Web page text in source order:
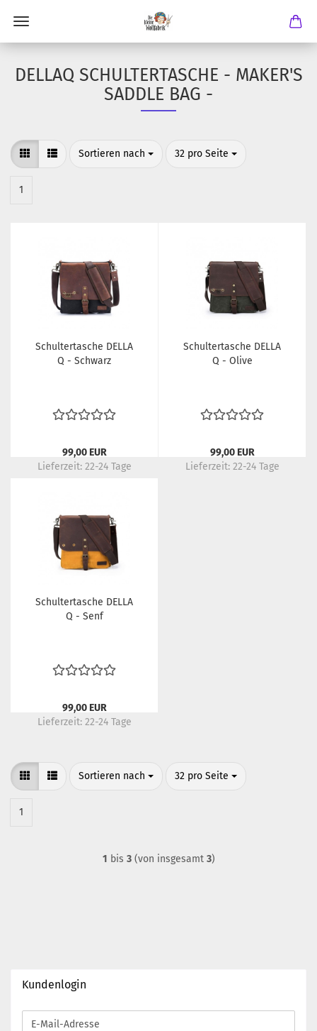
DELLAQ SCHULTERTASCHE - MAKER'S
SADDLE BAG -
Sortieren nach
Sortieren nach 32 pro Seite
pro Seite
1
Schultertasche DELLA
Q - Schwarz
99,00 EUR
Lieferzeit: 22-24 Tage
Schultertasche DELLA
Q - Olive
99,00 EUR
Lieferzeit: 22-24 Tage
Schultertasche DELLA
Q - Senf
99,00 EUR
Lieferzeit: 22-24 Tage
Sortieren nach
Sortieren nach 32 pro Seite
pro Seite
1
1 bis 3(von insgesamt 3)
Kundenlogin
E-